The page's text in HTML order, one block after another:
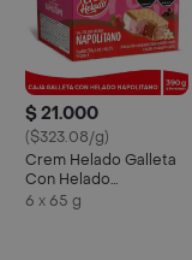
$ 21.000
($323.08/g)
Crem Helado Galleta
Con Helado
Napolitano 65 g x 6
6 x 65 g